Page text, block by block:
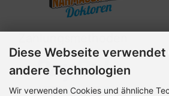
Diese Webseite verwendet
andere Technologien
Wir verwenden Cookies und ähnliche